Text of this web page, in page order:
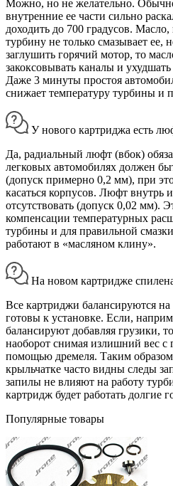
Можно, но не желательно.
внутренние ее части сильно
доходить до 700 градусов. Масло,
турбину не только смазывает ее,
заглушить горячий мотор, то
закоксовывать каналы и
Даже 3 минуты простоя
снижает температуру турбины и
У нового картриджа есть
Да, радиальный люфт (вбок)
легковых автомобилях должен
(допуск примерно 0,2 мм), при
касаться корпусов. Люфт внутрь
отсутствовать (допуск 0,02 мм).
компенсации температурных
турбины и для правильной
работают в «масляном клину».
На новом картридже
Все картриджи балансируются на
готовы к установке. Если,
балансируют добавляя грузики,
наоборот снимая излишний вес с
помощью дремеля. Таким
крыльчатке часто видны следы
запилы не влияют на работу
картридж будет работать долгие
Популярные товары